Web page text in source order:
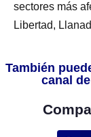
sectores más
Libertad,
También
canal